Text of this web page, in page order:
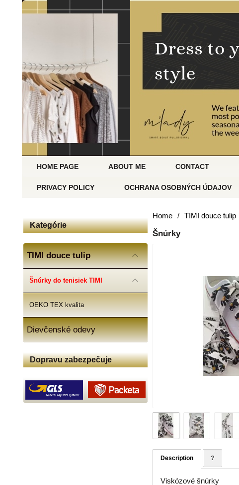
HOME PAGE ABOUT ME CONTACT
PRIVACY POLICY OCHRANA OSOBNÝCH ÚDAJOV
Kategórie
TIMI douce tulip
Šnúrky do tenisiek TIMI
OEKO TEX kvalita
Dievčenské odevy
Dopravu zabezpečuje
Home / TIMI douce tulip
Šnúrky
Description ?
Viskózové šnúrky